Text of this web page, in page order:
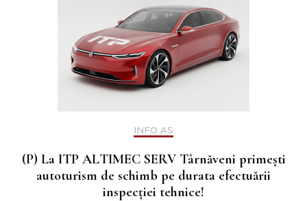
INFO AS
(P) La ITP ALTIMEC SERV Târnăveni primești
autoturism de schimb pe durata efectuării
inspecției tehnice!